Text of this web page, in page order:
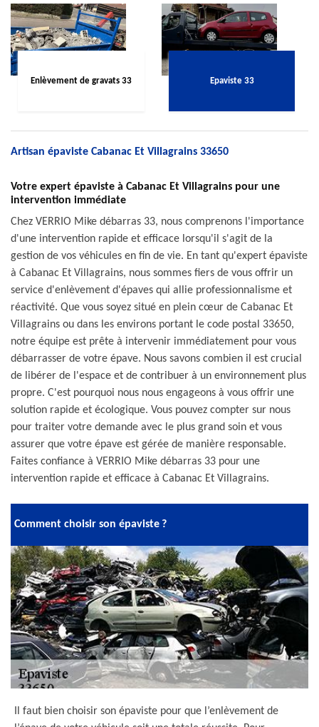
Enlèvement de gravats 33 Epaviste 33
Artisan épaviste Cabanac Et Villagrains 33650
Votre expert épaviste à Cabanac Et Villagrains pour une
intervention immédiate
Chez VERRIO Mike débarras 33, nous comprenons l'importance
d'une intervention rapide et efficace lorsqu'il s'agit de la
gestion de vos véhicules en fin de vie. En tant qu'expert épaviste
à Cabanac Et Villagrains, nous sommes fiers de vous offrir un
service d'enlèvement d'épaves qui allie professionnalisme et
réactivité. Que vous soyez situé en plein cœur de Cabanac Et
Villagrains ou dans les environs portant le code postal 33650,
notre équipe est prête à intervenir immédiatement pour vous
débarrasser de votre épave. Nous savons combien il est crucial
de libérer de l'espace et de contribuer à un environnement plus
propre. C'est pourquoi nous nous engageons à vous offrir une
solution rapide et écologique. Vous pouvez compter sur nous
pour traiter votre demande avec le plus grand soin et vous
assurer que votre épave est gérée de manière responsable.
Faites confiance à VERRIO Mike débarras 33 pour une
intervention rapide et efficace à Cabanac Et Villagrains.
Comment choisir son épaviste ?
Il faut bien choisir son épaviste pour que l’enlèvement de